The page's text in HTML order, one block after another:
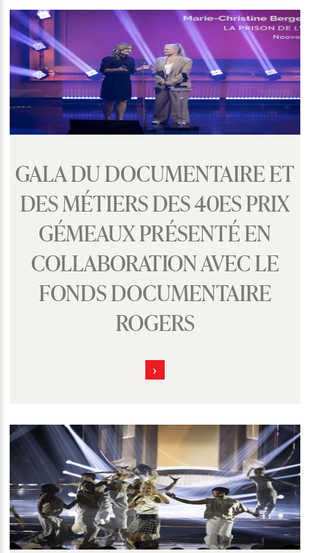
GALA DU DOCUMENTAIRE ET
DES MÉTIERS DES 40ES PRIX
GÉMEAUX PRÉSENTÉ EN
COLLABORATION AVEC LE
FONDS DOCUMENTAIRE
ROGERS